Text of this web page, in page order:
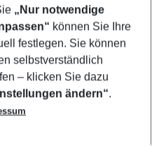
„Nur notwendige
können Sie Ihre
festlegen. Sie können
selbstverständlich
– klicken Sie dazu
ändern“.